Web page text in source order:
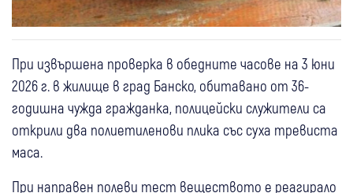
При извършена проверка в обедните часове на 3 юни
2026 г. в жилище в град Банско, обитавано от 36-
годишна чужда гражданка, полицейски служители са
открили два полиетиленови плика със суха тревиста
маса.
При направен полеви тест веществото е реагирало